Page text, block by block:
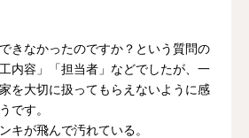
きなかったのですか？という質問の
内容」「担当者」などでしたが、一
を大切に扱ってもらえないように感
です。
キが飛んで汚れている。